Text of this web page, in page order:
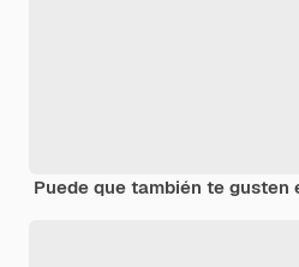
Puede que también te gusten